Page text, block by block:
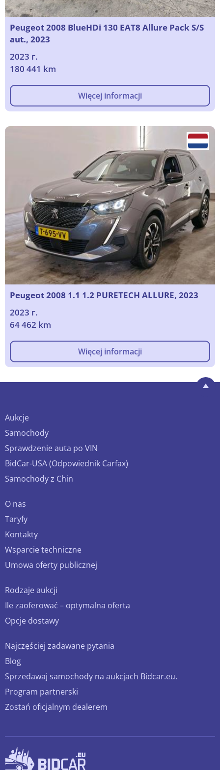
Peugeot 2008 BlueHDi 130 EAT8 Allure Pack S/S
aut., 2023
2023 г.
180 441 km
Więcej informacji
Peugeot 2008 1.1 1.2 PURETECH ALLURE, 2023
2023 г.
64 462 km
Więcej informacji
Aukcje
Samochody
Sprawdzenie auta po VIN
BidCar-USA (Odpowiednik Carfax)
Samochody z Chin
O nas
Taryfy
Kontakty
Wsparcie techniczne
Umowa oferty publicznej
Rodzaje aukcji
Ile zaoferować – optymalna oferta
Opcje dostawy
Najczęściej zadawane pytania
Blog
Sprzedawaj samochody na aukcjach Bidcar.eu.
Program partnerski
Zostań oficjalnym dealerem